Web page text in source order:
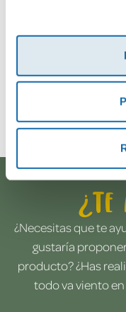
Envía tu opinión
¿Te
¿Necesitas que te
gustaría
producto? ¿Has
todo va viento